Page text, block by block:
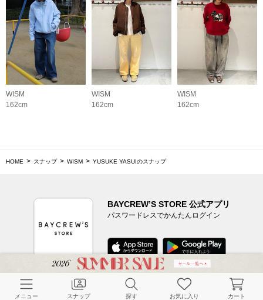
WISM
162cm
WISM
162cm
WISM
162cm
HOME スナップ WISM YUSUKE YASUIのスナップ
BAYCREW’S STORE 公式アプリ
パスワードレスでかんたんログイン
CUSTOMER SERVICE
メニュー スナップ 探す お気に入り カート